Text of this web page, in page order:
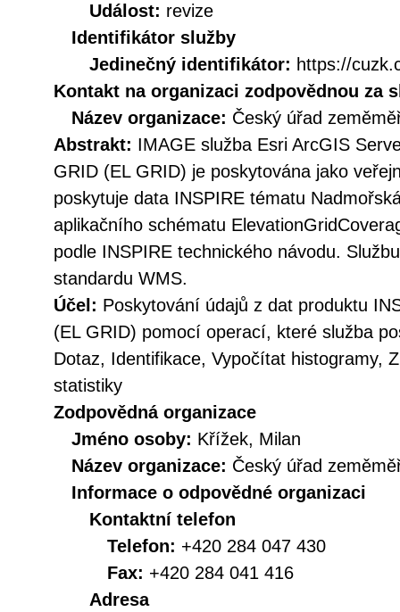
Událost: revize
Identifikátor služby
Jedinečný identifikátor: https://
Kontakt na organizaci zodpovědnou za
Název organizace: Český úřad
Abstrakt: IMAGE služba Esri ArcGIS
GRID (EL GRID) je poskytována jako
poskytuje data INSPIRE tématu
aplikačního schématu
podle INSPIRE technického návodu.
standardu WMS.
Účel: Poskytování údajů z dat produktu
(EL GRID) pomocí operací, které služba
Dotaz, Identifikace, Vypočítat histogramy,
statistiky
Zodpovědná organizace
Jméno osoby: Křížek, Milan
Název organizace: Český úřad
Informace o odpovědné organizaci
Kontaktní telefon
Telefon: +420 284 047 430
Fax: +420 284 041 416
Adresa